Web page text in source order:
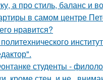
а про стиль, баланс и
в самом центре
нравится?
студенты -